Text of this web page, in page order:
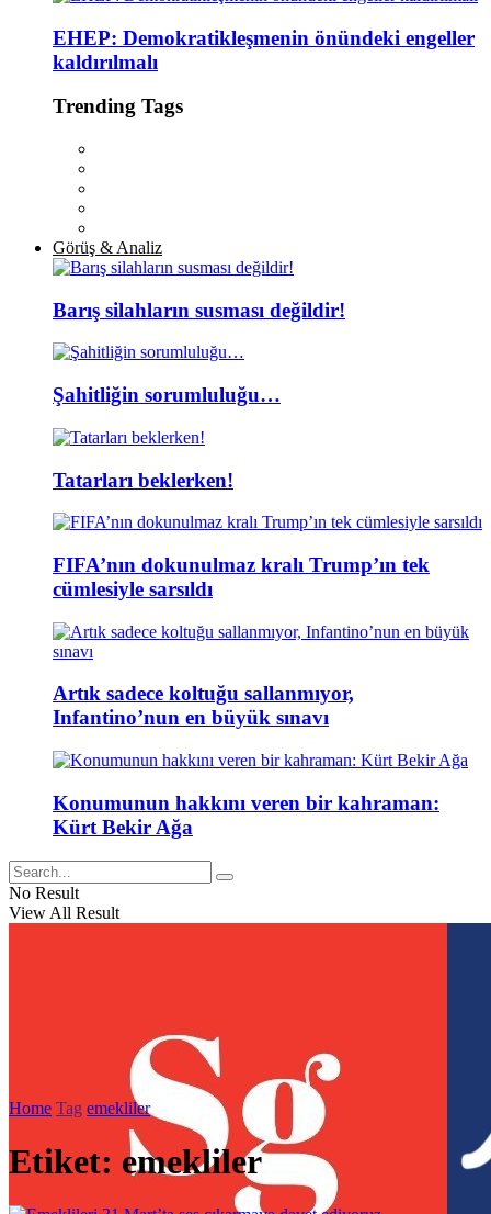
EHEP: Demokratikleşmenin önündeki engeller
kaldırılmalı
Trending Tags
Görüş & Analiz
Barış silahların susması değildir!
Şahitliğin sorumluluğu…
Tatarları beklerken!
FIFA’nın dokunulmaz kralı Trump’ın tek
cümlesiyle sarsıldı
Artık sadece koltuğu sallanmıyor,
Infantino’nun en büyük sınavı
Konumunun hakkını veren bir kahraman:
Kürt Bekir Ağa
No Result
View All Result
Home Tag emekliler
Etiket: emekliler